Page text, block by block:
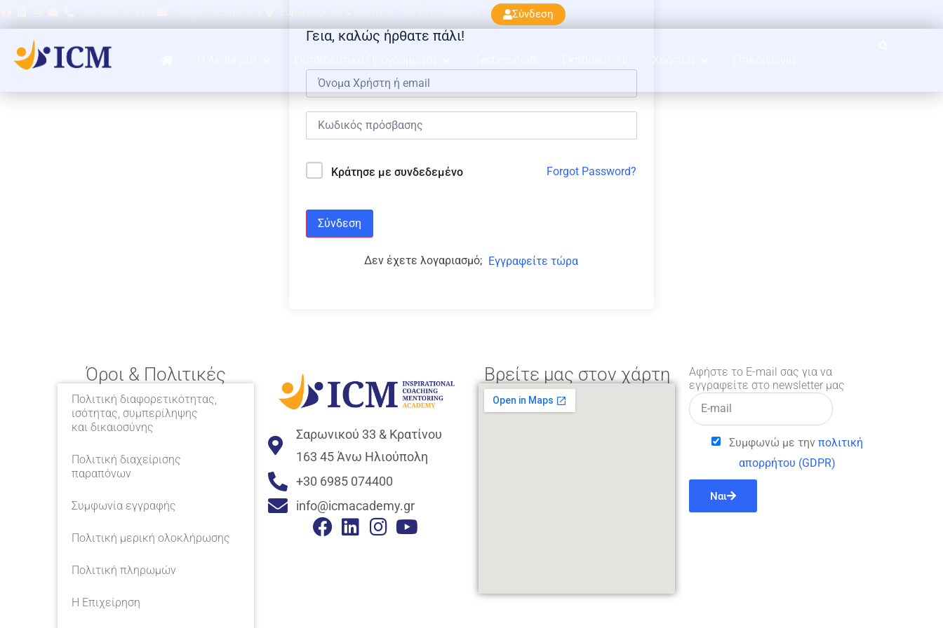
Σύνδεση
Χρήσιμα
Γεια, καλώς ήρθατε πάλι!
Κράτησε με συνδεδεμένο Forgot Password?
Σύνδεση
Δεν έχετε λογαριασμό; Εγγραφείτε τώρα
Όροι & Πολιτικές
Πολιτική διαφορετικότητας,
ισότητας, συμπερίληψης
και δικαιοσύνης
Πολιτική διαχείρισης
παραπόνων
Συμφωνία εγγραφής
Πολιτική μερική ολοκλήρωσης
Πολιτική πληρωμών
Η Επιχείρηση
Σαρωνικού 33 & Κρατίνου
163 45 Άνω Ηλιούπολη
+30 6985 074400
info@icmacademy.gr
Βρείτε μας στον χάρτη
Αφήστε το E-mail σας για να
εγγραφείτε στο newsletter μας
Συμφωνώ με την πολιτική
απορρήτου (GDPR)
Ναι